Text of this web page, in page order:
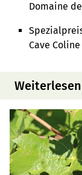
Domaine
Cave
Weiterlesen